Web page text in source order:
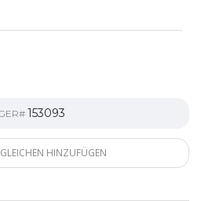
153093
HINZUFÜGEN